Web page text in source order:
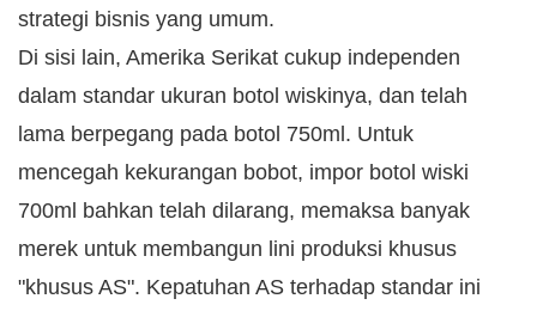
strategi bisnis yang umum.
Di sisi lain, Amerika Serikat cukup independen
dalam standar ukuran botol wiskinya, dan telah
lama berpegang pada botol 750ml. Untuk
mencegah kekurangan bobot, impor botol wiski
700ml bahkan telah dilarang, memaksa banyak
merek untuk membangun lini produksi khusus
"khusus AS". Kepatuhan AS terhadap standar ini